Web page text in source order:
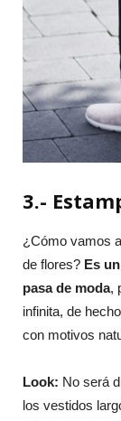
3.-
¿Cómo vamos
de flores? Es
pasa de moda,
infinita, de
con motivos
Look: No será
los vestidos